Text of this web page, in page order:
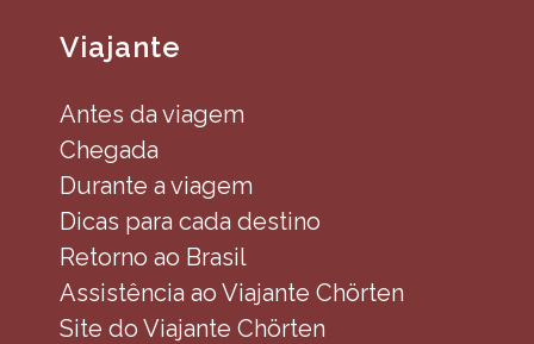
Viajante
Antes da viagem
Chegada
Durante a viagem
Dicas para cada destino
Retorno ao Brasil
Assistência ao Viajante Chörten
Site do Viajante Chörten